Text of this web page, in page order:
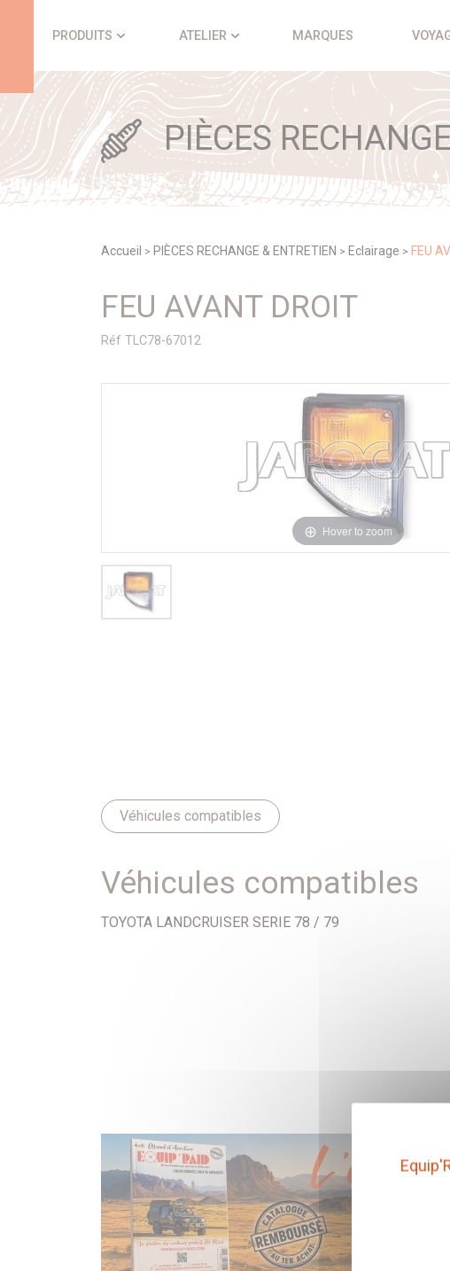
PRODUITS ATELIER MARQUES
PIÈCES
Accueil > PIÈCES RECHANGE & ENTRETIEN > Eclairage > FEU
FEU AVANT DROIT
Réf TLC78-67012
Hover to zoom
Véhicules compatibles
Véhicules compatibles
TOYOTA LANDCRUISER SERIE 78 / 79